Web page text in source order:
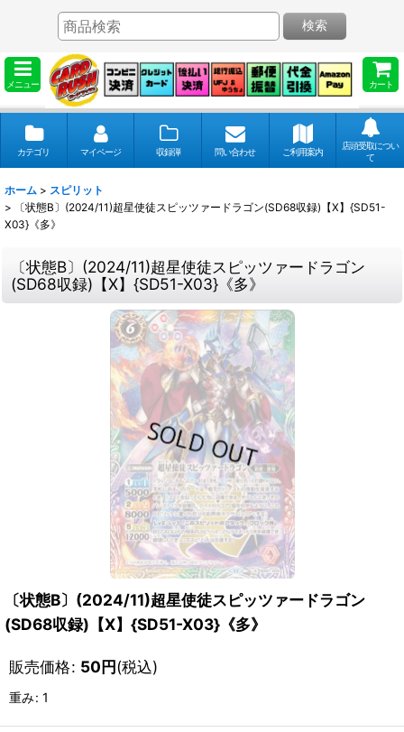
メニュー カート
検索
カテゴリ マイページ 収録弾 問い合わせ ご利用案内
店頭受取につい
て
ホーム > スピリット
>
〔状態B〕(2024/11)超星使徒スピッツァードラゴン(SD68収録)【X】{SD51-
X03}《多》
〔状態B〕(2024/11)超星使徒スピッツァードラゴン
(SD68収録)【X】{SD51-X03}《多》
〔状態B〕(2024/11)超星使徒スピッツァードラゴン
(SD68収録)【X】{SD51-X03}《多》
販売価格: 50円(税込)
重み: 1